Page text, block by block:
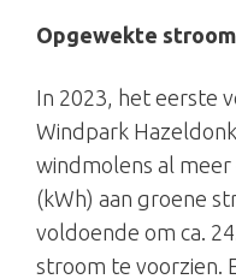
Opgewekte stroom
In 2023, het eerste
Windpark
windmolens al
(kWh) aan groene
voldoende om ca.
stroom te voorzien.